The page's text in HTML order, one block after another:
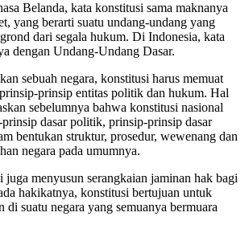
Belanda, kata konstitusi sama maknanya
yang berarti suatu undang-undang yang
grond dari segala hukum. Di Indonesia, kata
dengan Undang-Undang Dasar.
sebuah negara, konstitusi harus memuat
prinsip entitas politik dan hukum. Hal
sebelumnya bahwa konstitusi nasional
dasar politik, prinsip-prinsip dasar
bentukan struktur, prosedur, wewenang dan
negara pada umumnya.
menyusun serangkaian jaminan hak bagi
hakikatnya, konstitusi bertujuan untuk
di suatu negara yang semuanya bermuara